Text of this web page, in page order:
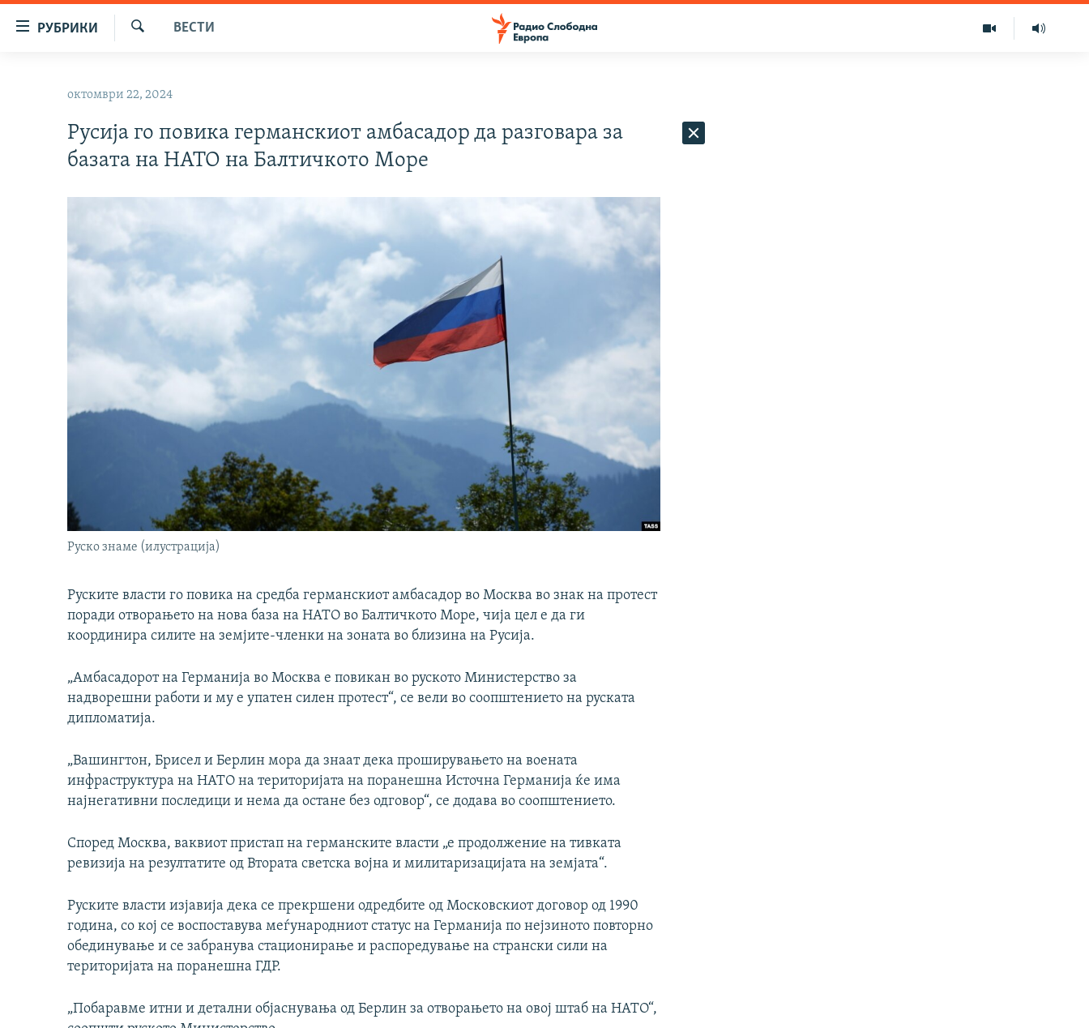
пребарување
РУБРИКИ
ВИЗУЕЛНО
ПОДКАСТ ЗОШТО?
ВЕСТИ
октомври 22, 2024
Русија го повика германскиот амбасадор да разговара за
базата на НАТО на Балтичкото Море
Руско знаме (илустрација)
Руските власти го повика на средба германскиот амбасадор во Москва во знак на протест
поради отворањето на нова база на НАТО во Балтичкото Море, чија цел е да ги
координира силите на земјите-членки на зоната во близина на Русија.
„Амбасадорот на Германија во Москва е повикан во руското Министерство за
надворешни работи и му е упатен силен протест“, се вели во соопштението на руската
дипломатија.
„Вашингтон, Брисел и Берлин мора да знаат дека проширувањето на воената
инфраструктура на НАТО на територијата на поранешна Источна Германија ќе има
најнегативни последици и нема да остане без одговор“, се додава во соопштението.
Според Москва, ваквиот пристап на германските власти „е продолжение на тивката
ревизија на резултатите од Втората светска војна и милитаризацијата на земјата“.
Руските власти изјавија дека се прекршени одредбите од Московскиот договор од 1990
година, со кој се воспоставува меѓународниот статус на Германија по нејзиното повторно
обединување и се забранува стационирање и распоредување на странски сили на
територијата на поранешна ГДР.
„Побаравме итни и детални објаснувања од Берлин за отворањето на овој штаб на НАТО“,